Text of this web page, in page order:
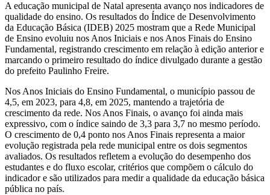
A educação municipal de Natal apresenta avanço nos indicadores de
qualidade do ensino. Os resultados do Índice de Desenvolvimento
da Educação Básica (IDEB) 2025 mostram que a Rede Municipal
de Ensino evoluiu nos Anos Iniciais e nos Anos Finais do Ensino
Fundamental, registrando crescimento em relação à edição anterior e
marcando o primeiro resultado do índice divulgado durante a gestão
do prefeito Paulinho Freire.
Nos Anos Iniciais do Ensino Fundamental, o município passou de
4,5, em 2023, para 4,8, em 2025, mantendo a trajetória de
crescimento da rede. Nos Anos Finais, o avanço foi ainda mais
expressivo, com o índice saindo de 3,3 para 3,7 no mesmo período.
O crescimento de 0,4 ponto nos Anos Finais representa a maior
evolução registrada pela rede municipal entre os dois segmentos
avaliados. Os resultados refletem a evolução do desempenho dos
estudantes e do fluxo escolar, critérios que compõem o cálculo do
indicador e são utilizados para medir a qualidade da educação básica
pública no país.